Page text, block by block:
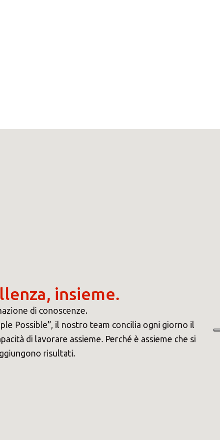
insieme.
di conoscenze.
Possible”, il nostro team concilia ogni giorno il
di lavorare assieme. Perché è assieme che si
risultati.